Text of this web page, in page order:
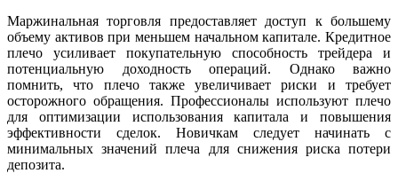
Маржинальная торговля предоставляет доступ к большему
объему активов при меньшем начальном капитале. Кредитное
плечо усиливает покупательную способность трейдера и
потенциальную доходность операций. Однако важно
помнить, что плечо также увеличивает риски и требует
осторожного обращения. Профессионалы используют плечо
для оптимизации использования капитала и повышения
эффективности сделок. Новичкам следует начинать с
минимальных значений плеча для снижения риска потери
депозита.